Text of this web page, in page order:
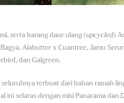
serta barang daur ulang (upcycled).
Aiabutter x Cuantree, Jamu
dan Galgreen.
terbuat dari bahan ramah
selaras dengan misi Panarama dan